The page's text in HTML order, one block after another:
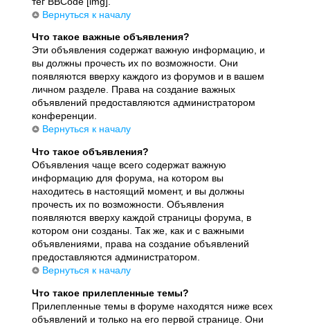
Вернуться к началу
Что такое важные объявления?
Эти объявления содержат важную информацию, и
вы должны прочесть их по возможности. Они
появляются вверху каждого из форумов и в вашем
личном разделе. Права на создание важных
объявлений предоставляются администратором
конференции.
Вернуться к началу
Что такое объявления?
Объявления чаще всего содержат важную
информацию для форума, на котором вы
находитесь в настоящий момент, и вы должны
прочесть их по возможности. Объявления
появляются вверху каждой страницы форума, в
котором они созданы. Так же, как и с важными
объявлениями, права на создание объявлений
предоставляются администратором.
Вернуться к началу
Что такое прилепленные темы?
Прилепленные темы в форуме находятся ниже всех
объявлений и только на его первой странице. Они